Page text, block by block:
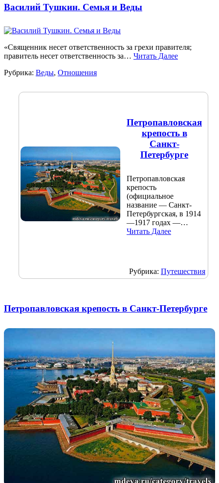
Василий Тушкин. Семья и Веды
«Священник несет ответственность за грехи правителя;
правитель несет ответственность за… Читать Далее
Рубрика: Веды, Отношения
Петропавловская
крепость в
Санкт-
Петербурге
Петропавловская
крепость
(официальное
название — Санкт-
Петербургская, в 1914
—1917 годах —…
Читать Далее
Рубрика: Путешествия
Петропавловская крепость в Санкт-Петербурге